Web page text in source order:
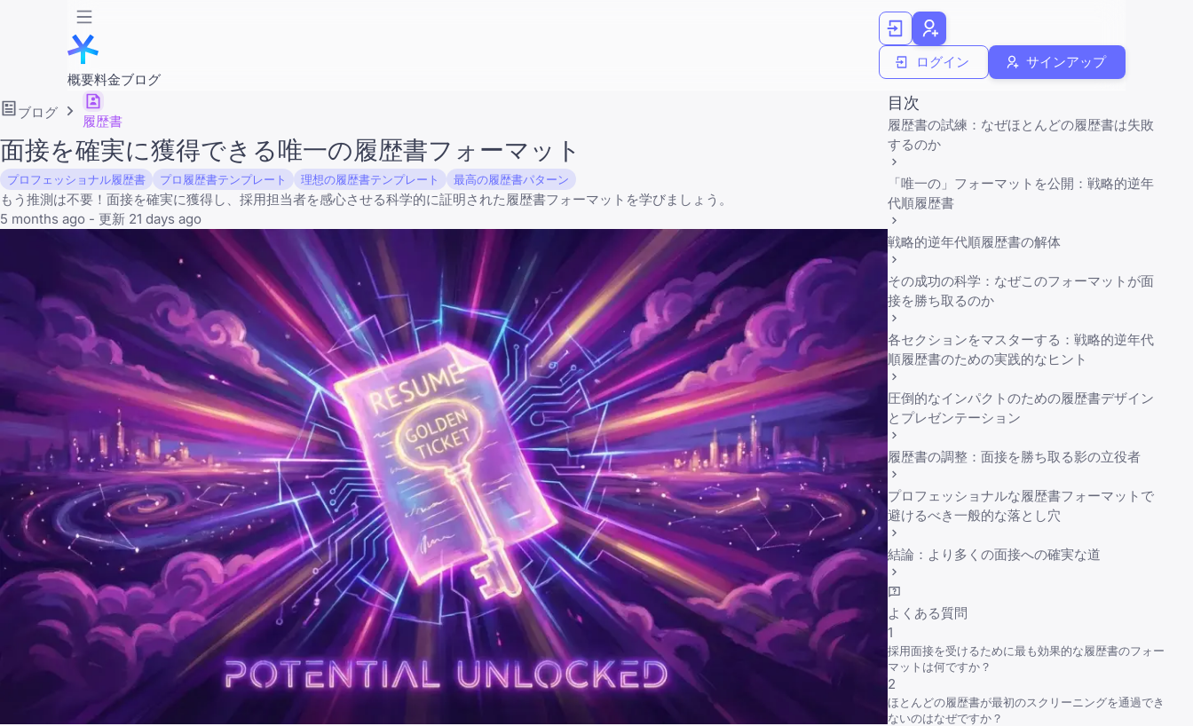
概要料金ブログ
ログイン サインアップ
ブログ
履歴書
面接を確実に獲得できる唯一の履歴書フォーマット
プロフェッショナル履歴書 プロ履歴書テンプレート 理想の履歴書テンプレート 最高の履歴書パターン
もう推測は不要！面接を確実に獲得し、採用担当者を感心させる科学的に証明された履歴書フォーマットを学びましょう。
5 months ago - 更新 21 days ago
目次
履歴書の試練：なぜほとんどの履歴書は失敗
するのか
「唯一の」フォーマットを公開：戦略的逆年
代順履歴書
戦略的逆年代順履歴書の解体
その成功の科学：なぜこのフォーマットが面
接を勝ち取るのか
各セクションをマスターする：戦略的逆年代
順履歴書のための実践的なヒント
圧倒的なインパクトのための履歴書デザイン
とプレゼンテーション
履歴書の調整：面接を勝ち取る影の立役者
プロフェッショナルな履歴書フォーマットで
避けるべき一般的な落とし穴
結論：より多くの面接への確実な道
よくある質問
1
採用面接を受けるために最も効果的な履歴書のフォー
マットは何ですか？
2
ほとんどの履歴書が最初のスクリーニングを通過でき
ないのはなぜですか？